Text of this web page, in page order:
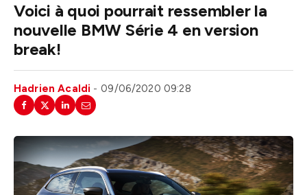
Voici à quoi pourrait ressembler la
nouvelle BMW Série 4 en version
break!
Hadrien Acaldi 09/06/2020 09:28